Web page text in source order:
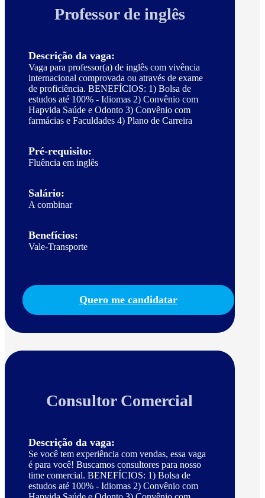
Professor de inglês
Descrição da vaga:
Vaga para professor(a) de inglês com vivência
internacional comprovada ou através de exame
de proficiência. BENEFÍCIOS: 1) Bolsa de
estudos até 100% - Idiomas 2) Convênio com
Hapvida Saúde e Odonto 3) Convênio com
farmácias e Faculdades 4) Plano de Carreira
Pré-requisito:
Fluência em inglês
Salário:
A combinar
Benefícios:
Vale-Transporte
Quero me candidatar
Consultor Comercial
Descrição da vaga:
Se você tem experiência com vendas, essa vaga
é para você! Buscamos consultores para nosso
time comercial. BENEFÍCIOS: 1) Bolsa de
estudos até 100% - Idiomas 2) Convênio com